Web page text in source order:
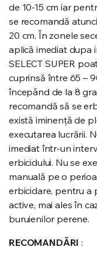
de 10-15 cm iar
se recomandă
20 cm. În zonele
aplică imediat dupa
SELECT SUPER
cuprinsă între 65 –
începând de la 8
recomandă să se
există iminență de
executarea lucrării.
imediat într-un
erbicidului. Nu se
manuală pe o
erbicidare, pentru a
active, mai ales în
buruienilor perene.
RECOMANDĂRI :